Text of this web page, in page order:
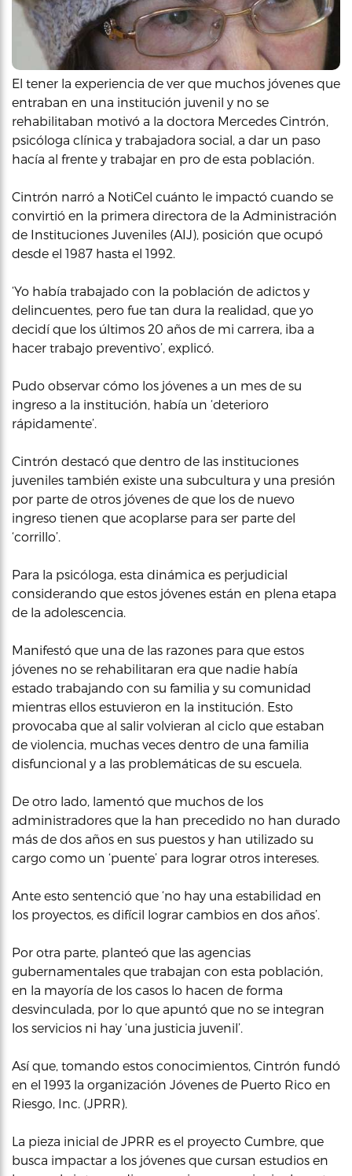
El tener la experiencia de ver que muchos jóvenes que
entraban en una institución juvenil y no se
rehabilitaban motivó a la doctora Mercedes Cintrón,
psicóloga clínica y trabajadora social, a dar un paso
hacía al frente y trabajar en pro de esta población.
Cintrón narró a NotiCel cuánto le impactó cuando se
convirtió en la primera directora de la Administración
de Instituciones Juveniles (AIJ), posición que ocupó
desde el 1987 hasta el 1992.
‘Yo había trabajado con la población de adictos y
delincuentes, pero fue tan dura la realidad, que yo
decidí que los últimos 20 años de mi carrera, iba a
hacer trabajo preventivo’, explicó.
Pudo observar cómo los jóvenes a un mes de su
ingreso a la institución, había un ‘deterioro
rápidamente’.
Cintrón destacó que dentro de las instituciones
juveniles también existe una subcultura y una presión
por parte de otros jóvenes de que los de nuevo
ingreso tienen que acoplarse para ser parte del
‘corrillo’.
Para la psicóloga, esta dinámica es perjudicial
considerando que estos jóvenes están en plena etapa
de la adolescencia.
Manifestó que una de las razones para que estos
jóvenes no se rehabilitaran era que nadie había
estado trabajando con su familia y su comunidad
mientras ellos estuvieron en la institución. Esto
provocaba que al salir volvieran al ciclo que estaban
de violencia, muchas veces dentro de una familia
disfuncional y a las problemáticas de su escuela.
De otro lado, lamentó que muchos de los
administradores que la han precedido no han durado
más de dos años en sus puestos y han utilizado su
cargo como un ‘puente’ para lograr otros intereses.
Ante esto sentenció que ‘no hay una estabilidad en
los proyectos, es difícil lograr cambios en dos años’.
Por otra parte, planteó que las agencias
gubernamentales que trabajan con esta población,
en la mayoría de los casos lo hacen de forma
desvinculada, por lo que apuntó que no se integran
los servicios ni hay ‘una justicia juvenil’.
Así que, tomando estos conocimientos, Cintrón fundó
en el 1993 la organización Jóvenes de Puerto Rico en
Riesgo, Inc. (JPRR).
La pieza inicial de JPRR es el proyecto Cumbre, que
busca impactar a los jóvenes que cursan estudios en